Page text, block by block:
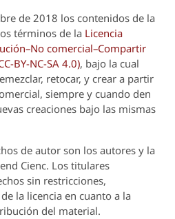
de 2018 los contenidos de la
términos de la Licencia
comercial–Compartir
BY-NC-SA 4.0), bajo la cual
retocar, y crear a partir
siempre y cuando den
creaciones bajo las mismas
de autor son los autores y la
Cienc. Los titulares
sin restricciones,
la licencia en cuanto a la
del material.